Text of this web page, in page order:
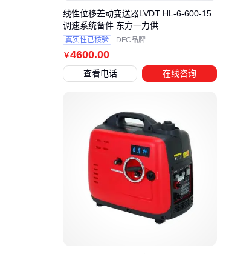
￥4600.00
线性位移差动变送器LVDT HL-6-600-15
调速系统备件 东方一力供
真实性已核验 DFC品牌
查看电话 在线咨询